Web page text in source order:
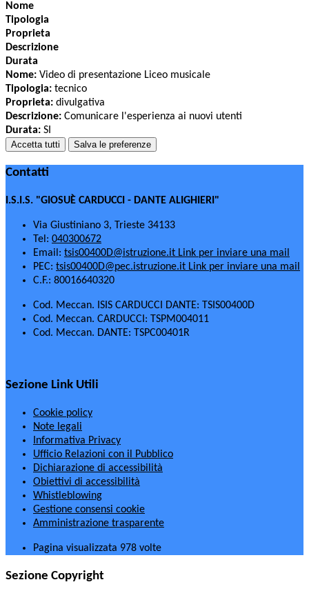
Nome
Tipologia
Proprieta
Descrizione
Durata
Nome: Video di presentazione Liceo musicale
Tipologia: tecnico
Proprieta: divulgativa
Descrizione: Comunicare l'esperienza ai nuovi utenti
Durata: SI
Accetta tutti Salva le preferenze
Contatti
I.S.I.S. "GIOSUÈ CARDUCCI - DANTE ALIGHIERI"
Via Giustiniano 3, Trieste 34133
Tel: 040300672
Email: tsis00400D@istruzione.it Link per inviare una mail
PEC: tsis00400D@pec.istruzione.it Link per inviare una mail
C.F.: 80016640320
Cod. Meccan. ISIS CARDUCCI DANTE: TSIS00400D
Cod. Meccan. CARDUCCI: TSPM004011
Cod. Meccan. DANTE: TSPC00401R
Sezione Link Utili
Cookie policy
Note legali
Informativa Privacy
Ufficio Relazioni con il Pubblico
Dichiarazione di accessibilità
Obiettivi di accessibilità
Whistleblowing
Gestione consensi cookie
Amministrazione trasparente
Pagina visualizzata 978 volte
Sezione Copyright